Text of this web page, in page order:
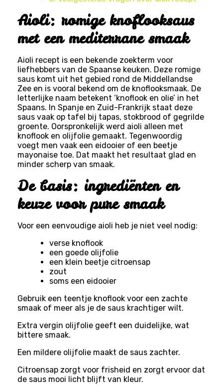
Aioli: romige knoflooksaus
met een mediterrane smaak
Aioli recept is een bekende zoekterm voor
liefhebbers van de Spaanse keuken. Deze romige
saus komt uit het gebied rond de Middellandse
Zee en is vooral bekend om de knoflooksmaak. De
letterlijke naam betekent ‘knoflook en olie’ in het
Spaans. In Spanje en Zuid-Frankrijk staat deze
saus vaak op tafel bij tapas, stokbrood of gegrilde
groente. Oorspronkelijk werd aioli alleen met
knoflook en olijfolie gemaakt. Tegenwoordig
voegt men vaak een eidooier of een beetje
mayonaise toe. Dat maakt het resultaat glad en
minder scherp van smaak.
De basis: ingrediënten en
keuze voor pure smaak
Voor een eenvoudige aioli heb je niet veel nodig:
verse knoflook
een goede olijfolie
een klein beetje citroensap
zout
soms een eidooier
Gebruik een teentje knoflook voor een zachte
smaak of meer als je de saus krachtiger wilt.
Extra vergin olijfolie geeft een duidelijke, wat
bittere smaak.
Een mildere olijfolie maakt de saus zachter.
Citroensap zorgt voor frisheid en zorgt ervoor dat
de saus mooi licht blijft van kleur.